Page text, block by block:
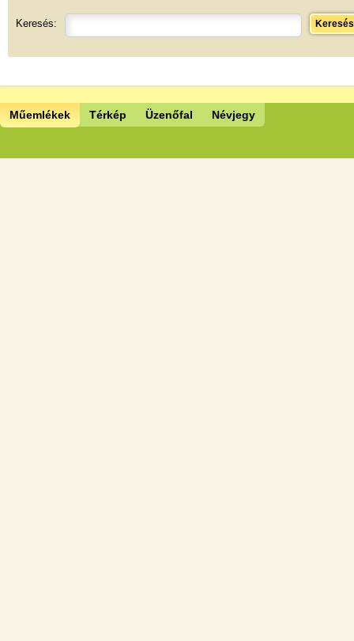
Keresés: Keresés
Műemlékek Térkép Üzenőfal Névjegy